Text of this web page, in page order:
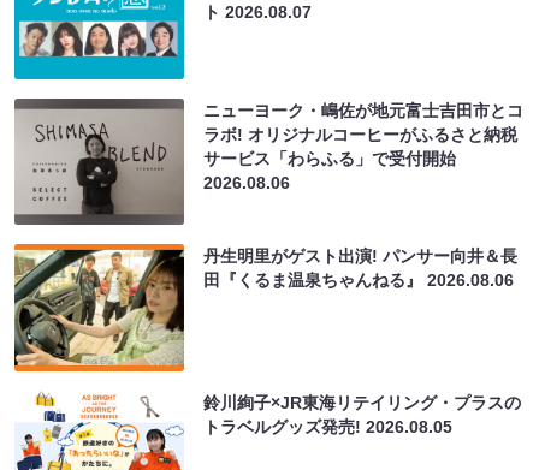
ト2026.08.07
ニューヨーク・嶋佐が地元富士吉田市とコ
ラボ! オリジナルコーヒーがふるさと納税
サービス「わらふる」で受付開始
2026.08.06
丹生明里がゲスト出演! パンサー向井＆長
田『くるま温泉ちゃんねる』2026.08.06
鈴川絢子×JR東海リテイリング・プラスの
トラベルグッズ発売!2026.08.05